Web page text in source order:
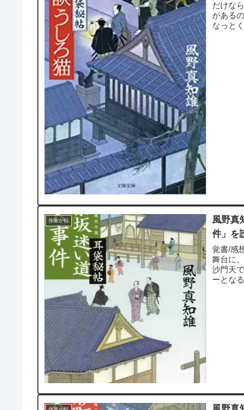
だけな
がある
なっと
作家か行
風野真
件」を
覚書/感
舞台に
沙門天
ーとな